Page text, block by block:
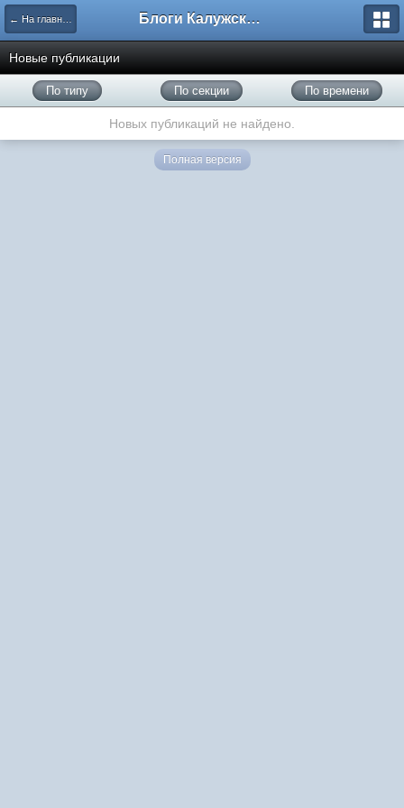
← На главную Блоги Калужского перекрестка
Новые публикации
По типу По секции По времени
Новых публикаций не найдено.
Полная версия